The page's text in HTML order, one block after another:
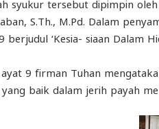
syukur tersebut dipimpin
S.Th., M.Pd. Dalam
berjudul ‘Kesia- siaan Dalam
ayat 9 firman Tuhan
baik dalam jerih payah